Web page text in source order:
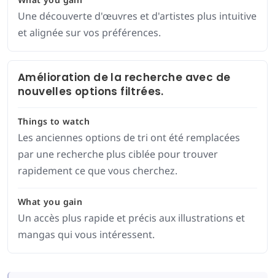
Une découverte d'œuvres et d'artistes plus intuitive
et alignée sur vos préférences.
Amélioration de la recherche avec de
nouvelles options filtrées.
Things to watch
Les anciennes options de tri ont été remplacées
par une recherche plus ciblée pour trouver
rapidement ce que vous cherchez.
What you gain
Un accès plus rapide et précis aux illustrations et
mangas qui vous intéressent.